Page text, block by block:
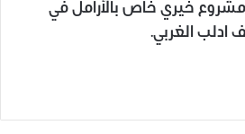
خيري خاص بالأرامل في
ادلب الغربي.